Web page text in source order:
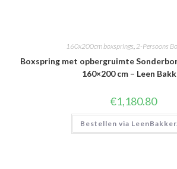
160x200cm boxsprings 2-Persoons
Boxspring met opbergruimte
160×200 cm – Leen
€1,180.80
Bestellen via